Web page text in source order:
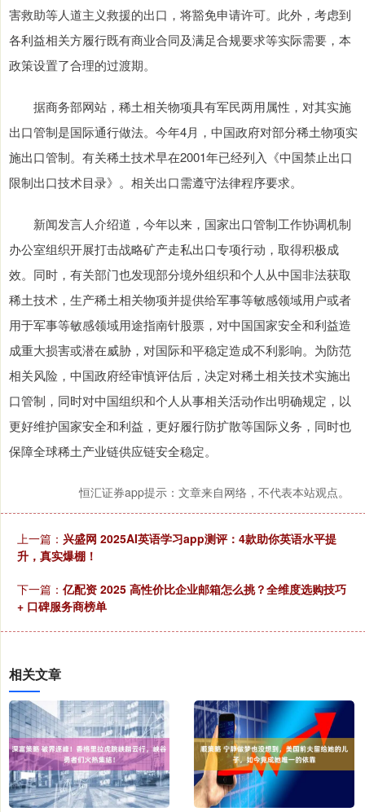
害救助等人道主义救援的出口，将豁免申请许可。此外，考虑到
各利益相关方履行既有商业合同及满足合规要求等实际需要，本
政策设置了合理的过渡期。
据商务部网站，稀土相关物项具有军民两用属性，对其实施
出口管制是国际通行做法。今年4月，中国政府对部分稀土物项实
施出口管制。有关稀土技术早在2001年已经列入《中国禁止出口
限制出口技术目录》。相关出口需遵守法律程序要求。
新闻发言人介绍道，今年以来，国家出口管制工作协调机制
办公室组织开展打击战略矿产走私出口专项行动，取得积极成
效。同时，有关部门也发现部分境外组织和个人从中国非法获取
稀土技术，生产稀土相关物项并提供给军事等敏感领域用户或者
用于军事等敏感领域用途指南针股票，对中国国家安全和利益造
成重大损害或潜在威胁，对国际和平稳定造成不利影响。为防范
相关风险，中国政府经审慎评估后，决定对稀土相关技术实施出
口管制，同时对中国组织和个人从事相关活动作出明确规定，以
更好维护国家安全和利益，更好履行防扩散等国际义务，同时也
保障全球稀土产业链供应链安全稳定。
恒汇证券app提示：文章来自网络，不代表本站观点。
上一篇： 兴盛网 2025AI英语学习app测评：4款助你英语水平提
升，真实爆棚！
下一篇： 亿配资 2025 高性价比企业邮箱怎么挑？全维度选购技巧
+ 口碑服务商榜单
相关文章